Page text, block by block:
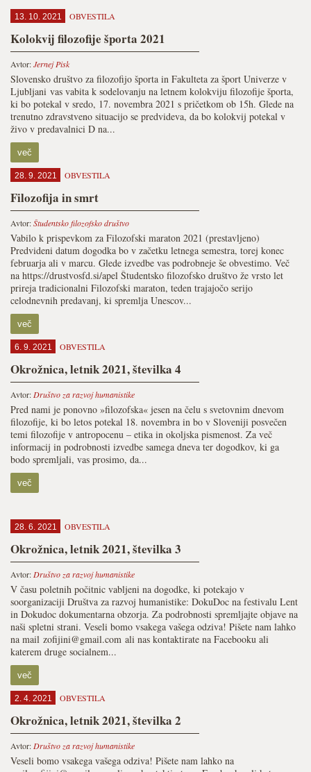
13. 10. 2021 OBVESTILA
Kolokvij filozofije športa 2021
Avtor:Jernej Pisk
Slovensko društvo za filozofijo športa in Fakulteta za šport Univerze v
Ljubljani vas vabita k sodelovanju na letnem kolokviju filozofije športa,
ki bo potekal v sredo, 17. novembra 2021 s pričetkom ob 15h. Glede na
trenutno zdravstveno situacijo se predvideva, da bo kolokvij potekal v
živo v predavalnici D na...
več
28. 9. 2021 OBVESTILA
Filozofija in smrt
Avtor:Študentsko filozofsko društvo
Vabilo k prispevkom za Filozofski maraton 2021 (prestavljeno)
Predvideni datum dogodka bo v začetku letnega semestra, torej konec
februarja ali v marcu. Glede izvedbe vas podrobneje še obvestimo. Več
na https://drustvosfd.si/apel Študentsko filozofsko društvo že vrsto let
prireja tradicionalni Filozofski maraton, teden trajajočo serijo
celodnevnih predavanj, ki spremlja Unescov...
več
6. 9. 2021 OBVESTILA
Okrožnica, letnik 2021, številka 4
Avtor: Društvo za razvoj humanistike
Pred nami je ponovno »filozofska« jesen na čelu s svetovnim dnevom
filozofije, ki bo letos potekal 18. novembra in bo v Sloveniji posvečen
temi filozofije v antropocenu – etika in okoljska pismenost. Za več
informacij in podrobnosti izvedbe samega dneva ter dogodkov, ki ga
bodo spremljali, vas prosimo, da...
več
28. 6. 2021 OBVESTILA
Okrožnica, letnik 2021, številka 3
Avtor: Društvo za razvoj humanistike
V času poletnih počitnic vabljeni na dogodke, ki potekajo v
soorganizaciji Društva za razvoj humanistike: DokuDoc na festivalu Lent
in Dokudoc dokumentarna obzorja. Za podrobnosti spremljajte objave na
naši spletni strani. Veseli bomo vsakega vašega odziva! Pišete nam lahko
na mail zofijini@gmail.com ali nas kontaktirate na Facebooku ali
katerem druge socialnem...
več
2. 4. 2021 OBVESTILA
Okrožnica, letnik 2021, številka 2
Avtor: Društvo za razvoj humanistike
Veseli bomo vsakega vašega odziva! Pišete nam lahko na